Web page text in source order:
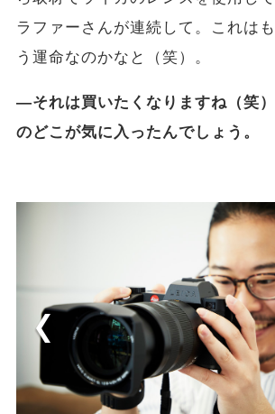
ラファーさんが連続して。これは
う運命なのかなと（笑）。
―それは買いたくなりますね（笑
のどこが気に入ったんでしょう。